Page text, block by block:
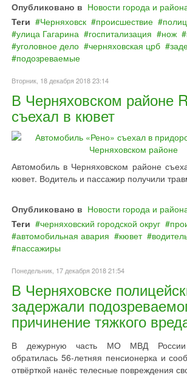
Опубликовано в Новости города и
Теги
Черняховск происшествие
улица Гагарина
госпитализация нож
уголовное дело
черняховская црб
подозреваемые
Вторник, 18 декабря 2018 23:14
В Черняховском районе
съехал в кювет
Автомобиль в Черняховском районе
кювет. Водитель и пассажир получили
Опубликовано в Новости города и
Теги
черняховский городской округ
автомобильная авария
кювет
пассажиры
Понедельник, 17 декабря 2018 21:54
В Черняховске
задержали
причинение тяжкого
В дежурную часть МО МВД России
обратилась 56-летняя пенсионерка и
отвёрткой нанёс телесные повреждения